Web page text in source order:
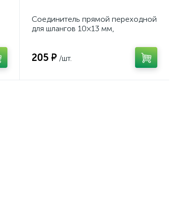
Соединитель прямой переходной
для шлангов 10×13 мм,
205 ₽ /шт.